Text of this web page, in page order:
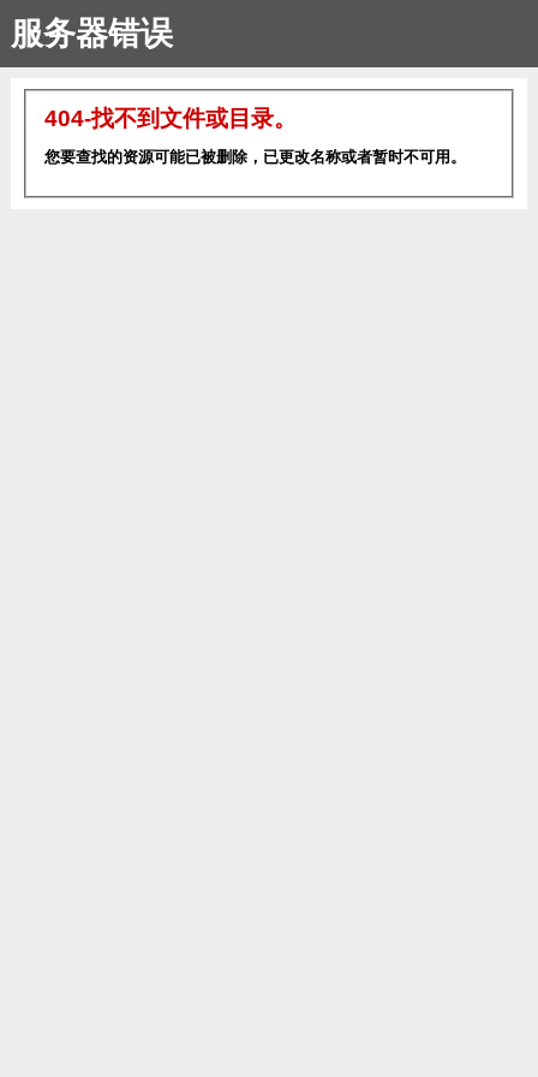
服务器错误
404-找不到文件或目录。
您要查找的资源可能已被删除，已更改名称或者暂时不可用。